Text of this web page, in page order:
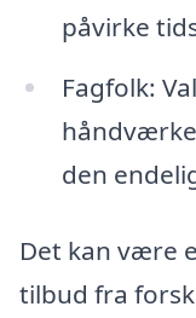
påvirke
Fagfolk:
den
Det kan være
tilbud fra